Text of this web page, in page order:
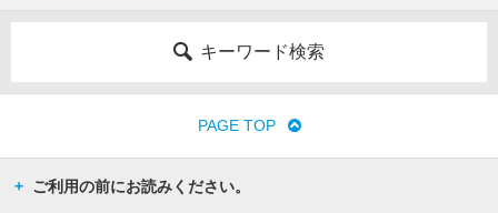
キーワード検索
PAGE TOP
ご利用の前にお読みください。